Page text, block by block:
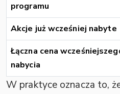
programu
Akcje już wcześniej nabyte
Łączna cena
nabycia
W praktyce oznacza to,